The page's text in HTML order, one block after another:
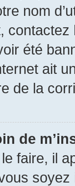
nom
été
ait
de la
de
faire, il